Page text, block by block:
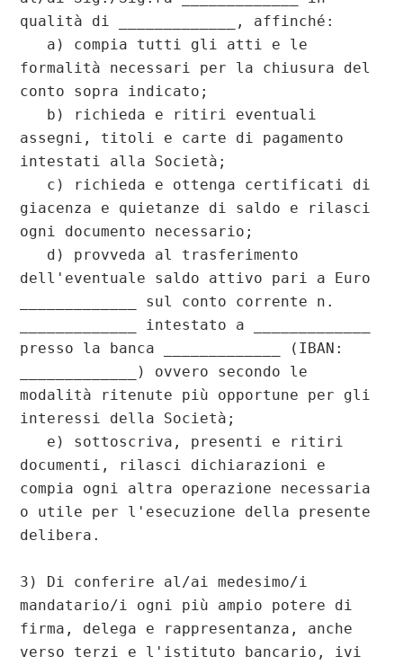
qualità di _____________, affinché:
formalità necessari per la chiusura del
conto sopra indicato;
assegni, titoli e carte di pagamento
intestati alla Società;
giacenza e quietanze di saldo e rilasci
ogni documento necessario;
dell'eventuale saldo attivo pari a Euro
_____________ sul conto corrente n.
_____________ intestato a _____________
presso la banca _____________ (IBAN:
_____________) ovvero secondo le
modalità ritenute più opportune per gli
interessi della Società;
documenti, rilasci dichiarazioni e
compia ogni altra operazione necessaria
o utile per l'esecuzione della presente
delibera.
3) Di conferire al/ai medesimo/i
mandatario/i ogni più ampio potere di
firma, delega e rappresentanza, anche
verso terzi e l'istituto bancario, ivi